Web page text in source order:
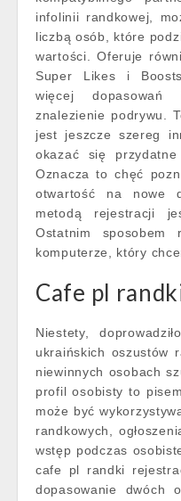
infolinii randkowej,
liczbą osób, które
wartości. Oferuje
Super Likes i
więcej
znalezienie podrywu.
jest jeszcze szereg
okazać się
Oznacza to chęć
otwartość na nowe
metodą rejestracji
Ostatnim sposobem
komputerze, który
Cafe pl
Niestety,
ukraińskich oszustów
niewinnych osobach
profil osobisty to
może być
randkowych,
wstęp podczas
cafe pl randki
dopasowanie dwóch